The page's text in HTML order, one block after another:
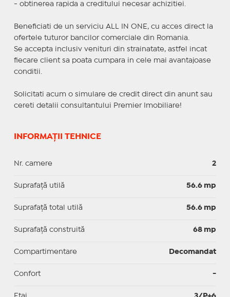
- obtinerea rapida a creditului necesar achizitiei.
Beneficiati de un serviciu ALL IN ONE, cu acces direct la
ofertele tuturor bancilor comerciale din Romania.
Se accepta inclusiv venituri din strainatate, astfel incat
fiecare client sa poata cumpara in cele mai avantajoase
conditii.
Solicitati acum o simulare de credit direct din anunt sau
cereti detalii consultantului Premier Imobiliare!
INFORMAȚII TEHNICE
Nr. camere 2
Suprafaţă utilă 56.6 mp
Suprafaţă total utilă 56.6 mp
Suprafaţă construită 68 mp
Compartimentare Decomandat
Confort -